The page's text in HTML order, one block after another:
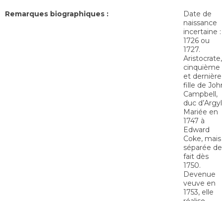
Remarques biographiques :
Date de
naissance
incertaine :
1726 ou
1727.
Aristocrate,
cinquième
et dernière
fille de
Campbell,
duc
Mariée en
1747 à
Edward
Coke, mais
séparée de
fait dès
1750.
Devenue
veuve en
1753, elle